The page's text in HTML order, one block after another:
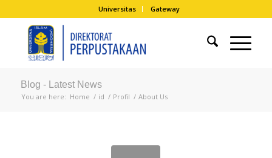
Universitas Gateway
Blog - Latest News
You are here: Home / id / Profil / About Us